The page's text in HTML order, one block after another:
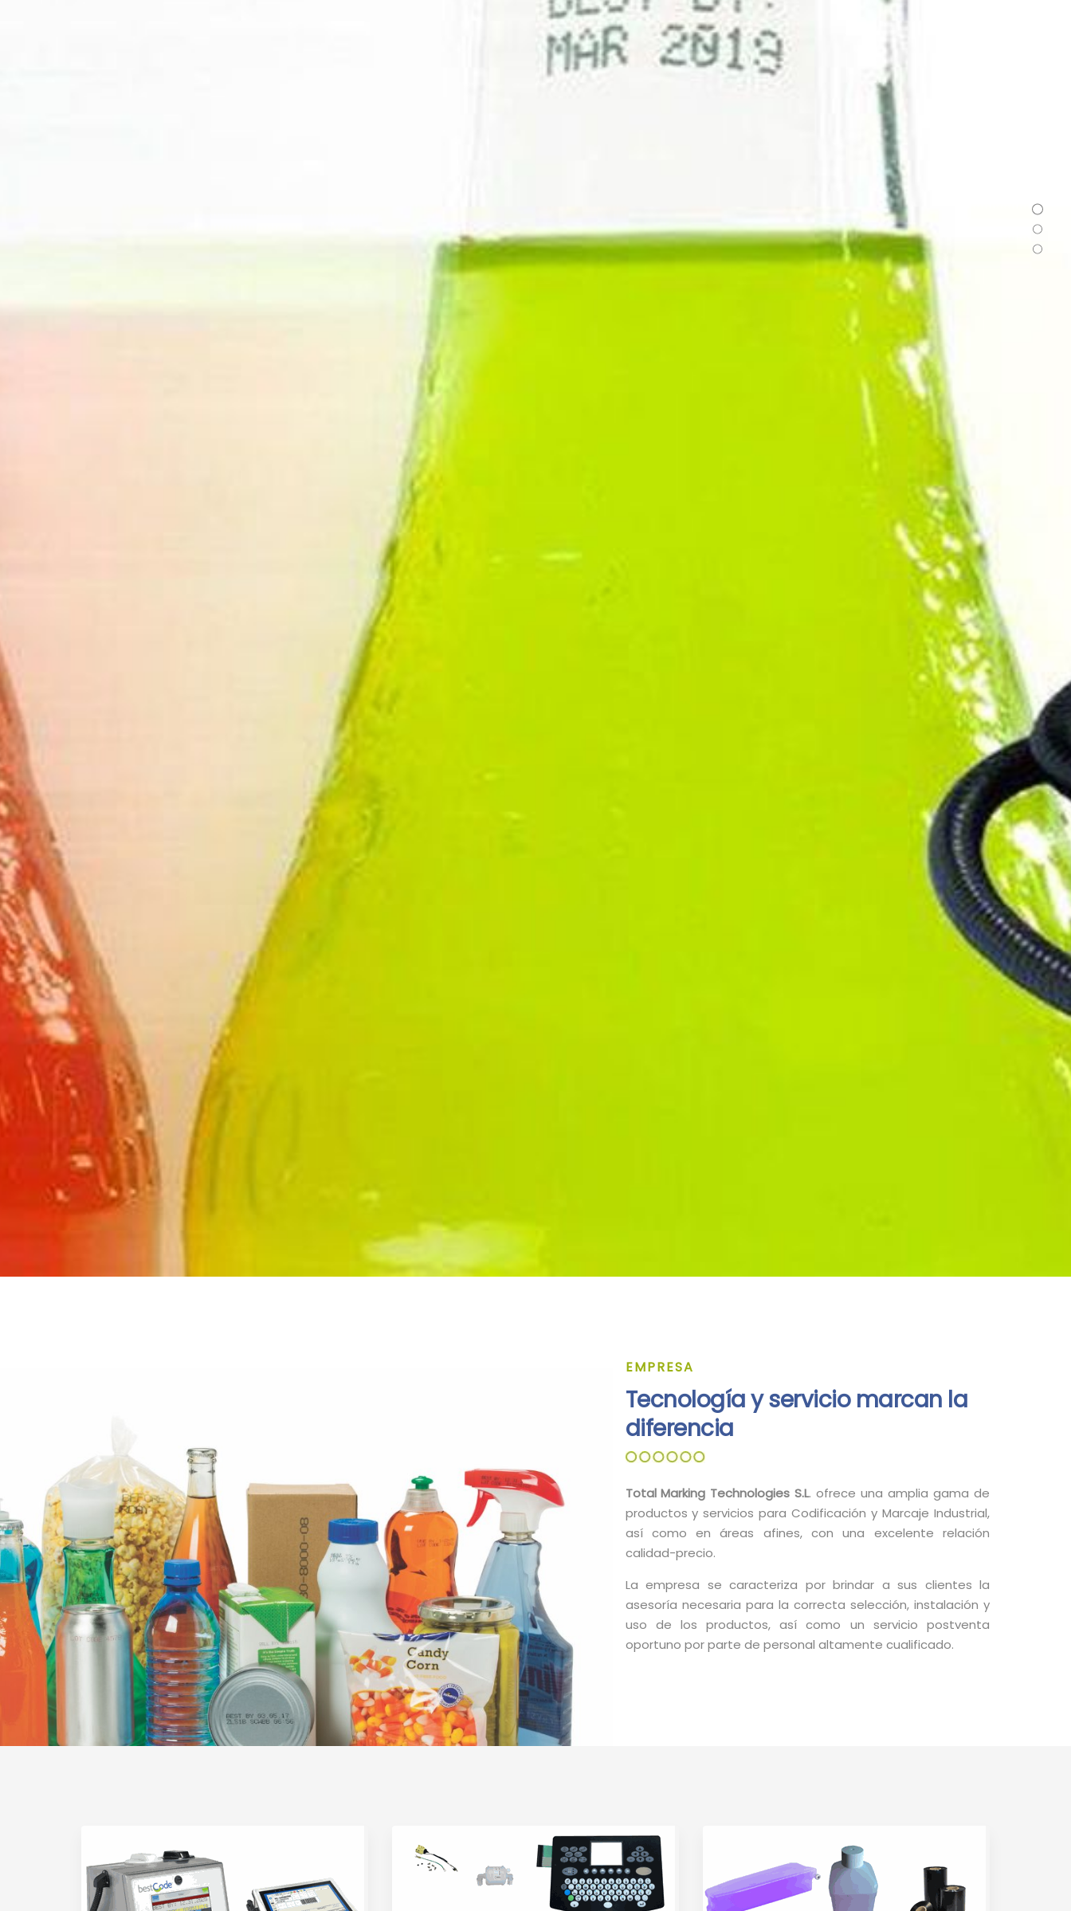
EMPRESA
Tecnología y servicio marcan la
diferencia
Total Marking Technologies S.L. ofrece una amplia gama de
productos y servicios para Codificación y Marcaje Industrial,
así como en áreas afines, con una excelente relación
calidad-precio.
La empresa se caracteriza por brindar a sus clientes la
asesoría necesaria para la correcta selección, instalación y
uso de los productos, así como un servicio postventa
oportuno por parte de personal altamente cualificado.